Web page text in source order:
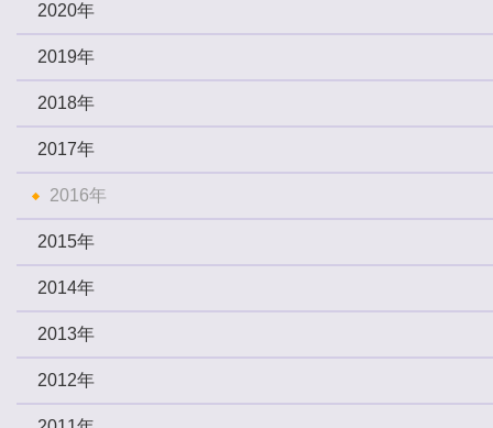
2020年
2019年
2018年
2017年
2016年
2015年
2014年
2013年
2012年